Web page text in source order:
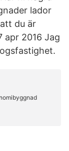
lador
du är
apr 2016 Jag